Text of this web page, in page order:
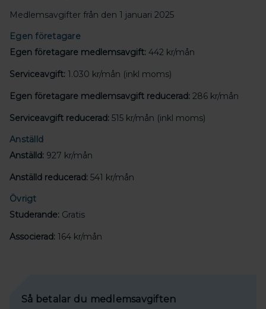
Medlemsavgifter från den 1 januari 2025
Egen företagare
Egen företagare medlemsavgift: 442 kr/mån
Serviceavgift: 1.030 kr/mån (inkl moms)
Egen företagare medlemsavgift reducerad: 286 kr/mån
Serviceavgift reducerad: 515 kr/mån (inkl moms)
Anställd
Anställd: 927 kr/mån
Anställd reducerad: 541 kr/mån
Övrigt
Studerande: Gratis
Associerad: 164 kr/mån
Så betalar du medlemsavgiften